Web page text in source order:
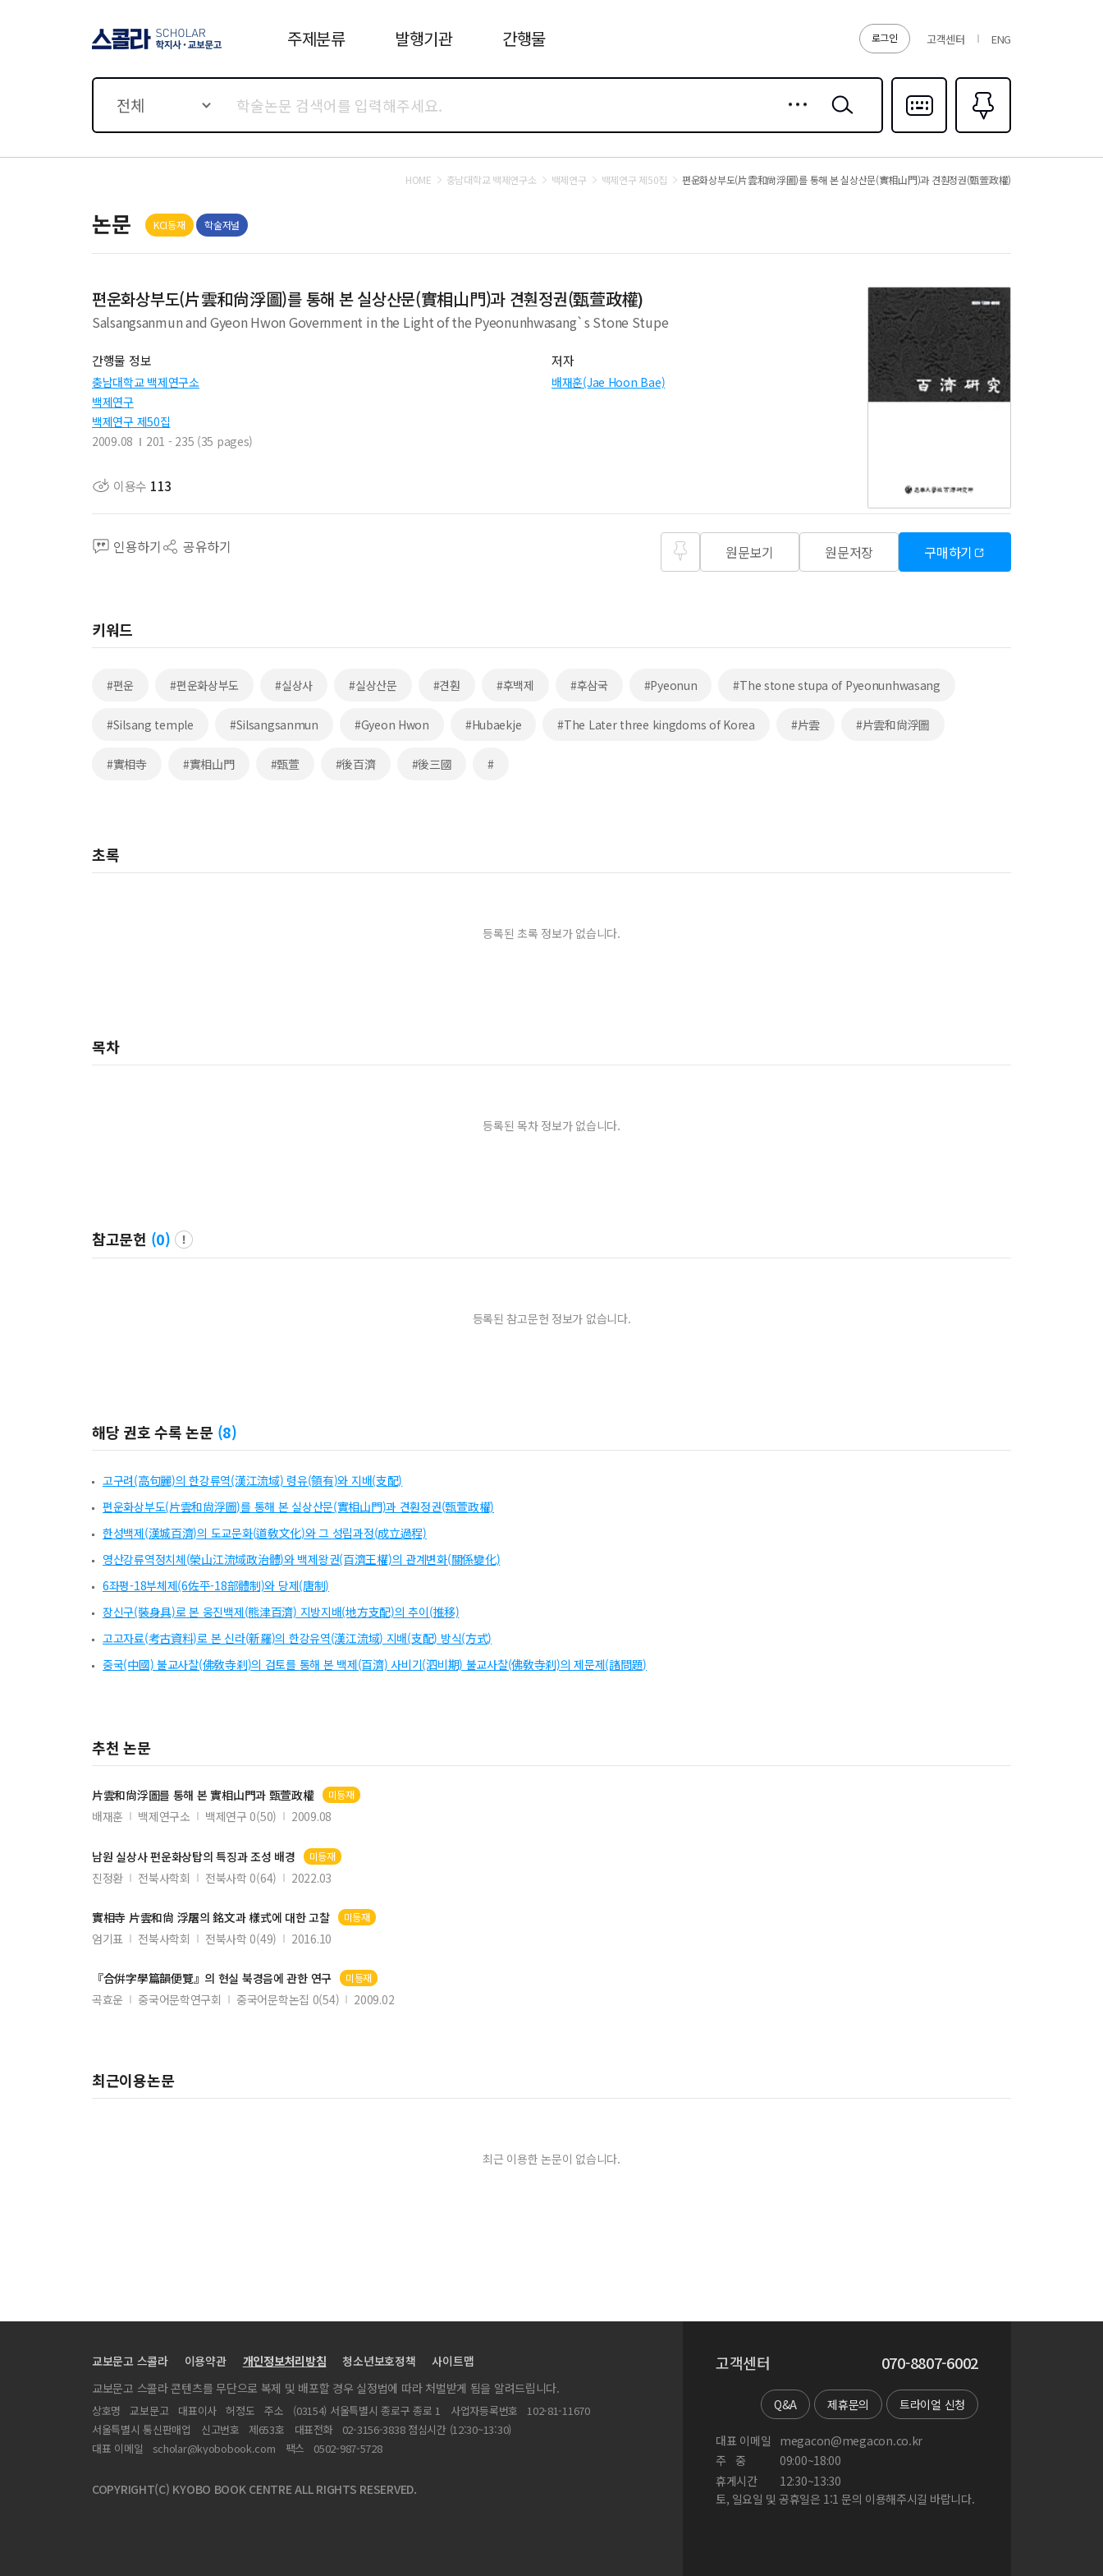
로그인 고객센터 ENG
주제분류 발행기관 간행물
전체
검색
다국어입력
즐겨찾기0
HOME 충남대학교 백제연구소 백제연구 백제연구 제50집 편운화상부도(片雲和尙浮圖)를 통해 본 실상산문(實相山門)과 견훤정권(甄萱政權)
논문 KCI등재 학술저널
편운화상부도(片雲和尙浮圖)를 통해 본 실상산문(實相山門)과 견훤정권(甄萱政權)
Salsangsanmun and Gyeon Hwon Government in the Light of the Pyeonunhwasang`s Stone Stupe
간행물 정보
충남대학교 백제연구소
백제연구
백제연구 제50집
2009.08
201 - 235 (35 pages)
저자
배재훈(Jae Hoon Bae)
이용수 113
인용하기 공유하기 원문보기 원문저장 구매하기
키워드
#편운 #편운화상부도 #실상사 #실상산문 #견훤 #후백제 #후삼국 #Pyeonun #The stone stupa of Pyeonunhwasang
#Silsang temple #Silsangsanmun #Gyeon Hwon #Hubaekje #The Later three kingdoms of Korea #片雲 #片雲和尙浮圖
#實相寺 #實相山門 #甄萱 #後百濟 #後三國 #
초록
등록된 초록 정보가 없습니다.
목차
등록된 목차 정보가 없습니다.
참고문헌 (0)
등록된 참고문헌 정보가 없습니다.
해당 권호 수록 논문 (8)
고구려(高句麗)의 한강류역(漢江流域) 령유(領有)와 지배(支配)
편운화상부도(片雲和尙浮圖)를 통해 본 실상산문(實相山門)과 견훤정권(甄萱政權)
한성백제(漢城百濟)의 도교문화(道敎文化)와 그 성립과정(成立過程)
영산강류역정치체(榮山江流域政治體)와 백제왕권(百濟王權)의 관계변화(關係變化)
6좌평-18부체제(6佐平-18部體制)와 당제(唐制)
장신구(裝身具)로 본 웅진백제(熊津百濟) 지방지배(地方支配)의 추이(推移)
고고자료(考古資料)로 본 신라(新羅)의 한강유역(漢江流域) 지배(支配) 방식(方式)
중국(中國) 불교사찰(佛敎寺刹)의 검토를 통해 본 백제(百濟) 사비기(泗비期) 불교사찰(佛敎寺刹)의 제문제(諸問題)
추천 논문
片雲和尙浮圖를 통해 본 實相山門과 甄萱政權 미등재
배재훈 백제연구소 백제연구 0(50) 2009.08
남원 실상사편운화상탑의 특징과 조성 배경 미등재
진정환 전북사학회 전북사학 0(64) 2022.03
實相寺 片雲和尙 浮屠의 銘文과 樣式에 대한 고찰 미등재
엄기표 전북사학회 전북사학 0(49) 2016.10
『合倂字學篇韻便覽』의 현실 북경음에 관한 연구 미등재
곡효운 중국어문학연구회 중국어문학논집 0(54) 2009.02
최근이용논문
최근 이용한 논문이 없습니다.
교보문고 스콜라 이용약관 개인정보처리방침 청소년보호정책
사이트맵
교보문고 스콜라 콘텐츠를 무단으로 복제 및 배포할 경우 실정법에 따라 처벌받게 됨을 알려드립니다.
상호명 교보문고 대표이사 허정도 주소 (03154) 서울특별시 종로구 종로 1 사업자등록번호
102-81-11670
서울특별시 통신판매업
신고번호 제653호 대표전화
02-3156-3838 점심시간 (12:30~13:30)
대표 이메일
scholar@kyobobook.com 팩스 0502-987-5728
COPYRIGHT(C) KYOBO BOOK CENTRE ALL RIGHTS RESERVED.
고객센터 070-8807-6002
Q&A 제휴문의 트라이얼 신청
대표 이메일
megacon@megacon.co.kr
주
중
09:00~18:00
휴게시간
12:30~13:30
토, 일요일 및 공휴일은 1:1 문의 이용해주시길 바랍니다.